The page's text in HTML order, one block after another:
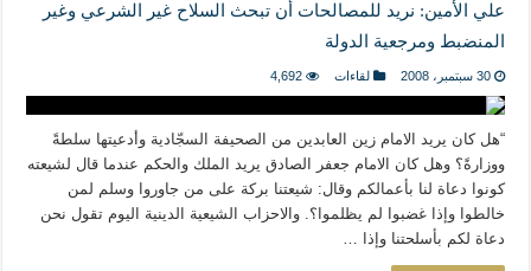
علي الأمين: نريد للمصالحات أن تبحث السلاح غير الشرعي وغير
المنضبط ومرجعية الدولة
30 سبتمبر، 2008 لقاءات 4,692
“هل كان يريد الامام زين العابدين من الصحيفة السجّادية وأدعيتها سلطةً
ووزارةً؟ وهل كان الامام جعفر الصادق يريد الملك والحكم عندما قال لشيعته
كونوا دعاة لنا بأعمالكم وقال: شيعتنا بركة على من جاوروا وسلم لمن
خالطوا وإذا غضبوا لم يظلموا؟. والاحزاب الشيعية الدينية اليوم تقول نحن
دعاة لكم بأسلحتنا وإذا …